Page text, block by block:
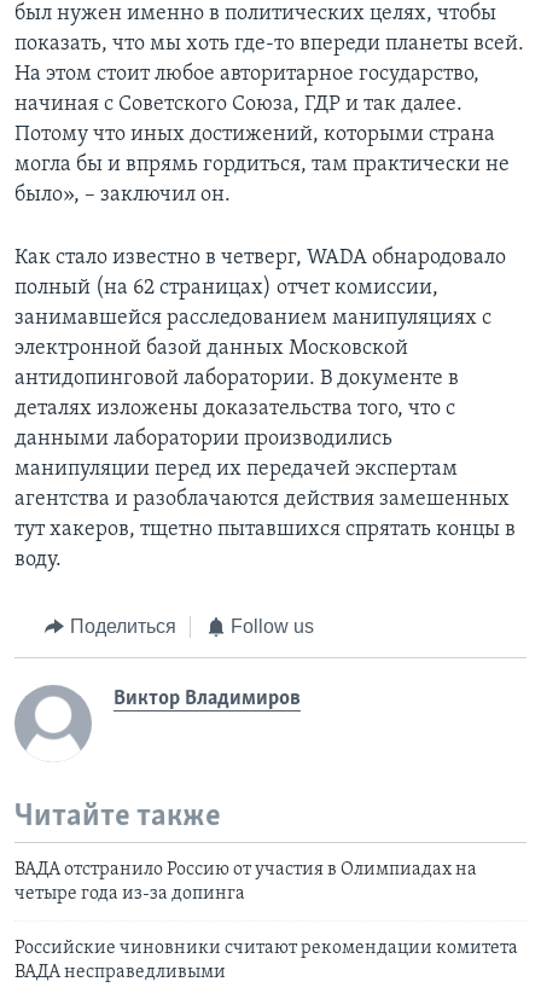
был нужен именно в политических целях, чтобы
показать, что мы хоть где-то впереди планеты всей.
На этом стоит любое авторитарное государство,
начиная с Советского Союза, ГДР и так далее.
Потому что иных достижений, которыми страна
могла бы и впрямь гордиться, там практически не
было», – заключил он.
Как стало известно в четверг, WADA обнародовало
полный (на 62 страницах) отчет комиссии,
занимавшейся расследованием манипуляциях с
электронной базой данных Московской
антидопинговой лаборатории. В документе в
деталях изложены доказательства того, что с
данными лаборатории производились
манипуляции перед их передачей экспертам
агентства и разоблачаются действия замешенных
тут хакеров, тщетно пытавшихся спрятать концы в
воду.
Поделиться Follow us
Виктор Владимиров
Читайте также
ВАДА отстранило Россию от участия в Олимпиадах на
четыре года из-за допинга
Российские чиновники считают рекомендации комитета
ВАДА несправедливыми